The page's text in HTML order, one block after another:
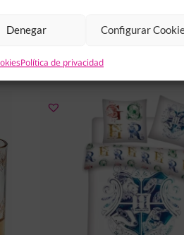
Denegar Configurar
Política de privacidad